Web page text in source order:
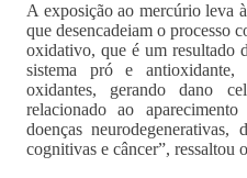
A exposição ao mercúrio leva
que desencadeiam o processo
oxidativo, que é um resultado
sistema pró e antioxidante,
oxidantes, gerando dano
relacionado ao
doenças neurodegenerativas,
cognitivas e câncer”, ressaltou